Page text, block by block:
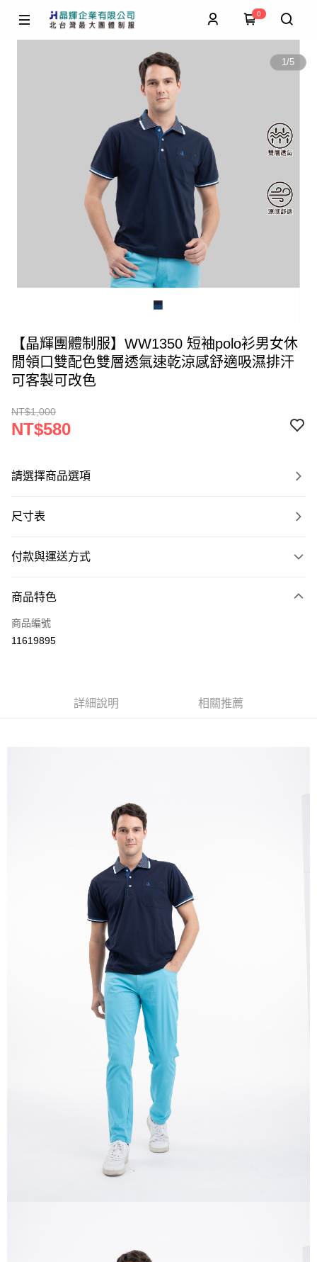
0
1/5
【晶輝團體制服】WW1350 短袖polo衫男女休
閒領口雙配色雙層透氣速乾涼感舒適吸濕排汗
可客製可改色
NT$1,000
NT$580
請選擇商品選項
尺寸表
付款與運送方式
信用卡一次付款
運送方式
商品特色
商品編號
11619895
詳細說明 相關推薦